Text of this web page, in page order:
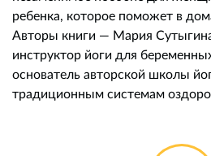
ребенка, которое поможет в
Авторы книги — Мария
инструктор йоги для
основатель авторской школы
традиционным системам